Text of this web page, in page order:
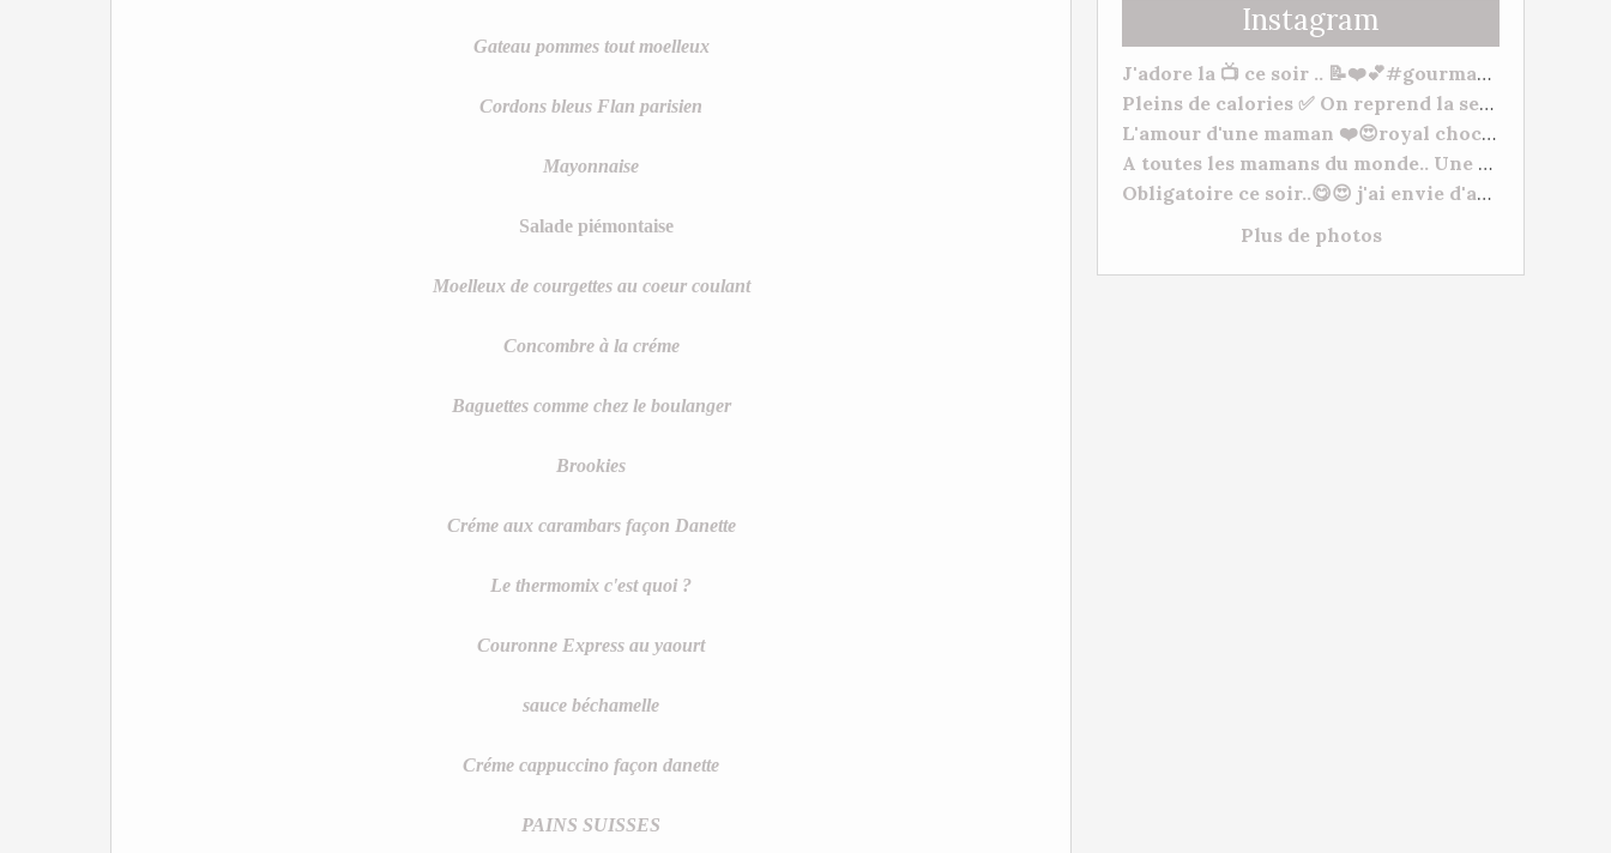
Instagram
J'adore la 📺 ce soir .. 📝❤️💕#gourmandise #myhomemadecook #meilleurspatissiers
Pleins de calories ✅ On reprend la semaine 🥒. Bonne soirée et bonne semaine à tous. 😋❤️ #behappy #famille #gourmandise #yummy #tm31 #tm5 #gourmandise
L'amour d'une maman ❤️😍royal chocolat ( mangue/framboises) "De l'amour, de l'amour, de l'amour 💕" à mes deux petits chats Morgane Et Hugo. --- #patisserie #fetedesmeres #homemadefood #chocolat #lovecooking #cookingtime #yummy #tm31 #thermomixfrance #bestofthermomix #thermomixrecipes #thermomixtm5
A toutes les mamans du monde.. Une très bonne fête, plein de gros bisous à vous toutes. ❤️😍❤️ #fetesdesmeres #amour
Obligatoire ce soir..😋😍 j'ai envie d'acheter du matériel de Pâtisserie lol normal ???? #cuisineshop #meilleurspatissiers #patisserie
Plus de photos
Gateau pommes tout moelleux
Cordons bleus Flan parisien
Mayonnaise
Salade piémontaise
Moelleux de courgettes au coeur coulant
Concombre à la créme
Baguettes comme chez le boulanger
Brookies
Créme aux carambars façon Danette
Le thermomix c'est quoi ?
Couronne Express au yaourt
sauce béchamelle
Créme cappuccino façon danette
PAINS SUISSES